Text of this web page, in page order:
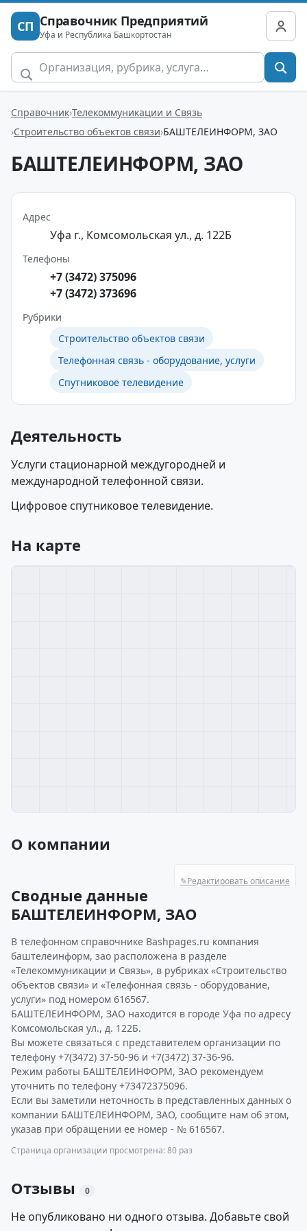
СП Справочник Предприятий
Уфа и Республика Башкортостан
Справочник Телекоммуникации и Связь
Строительство объектов связи БАШТЕЛЕИНФОРМ, ЗАО
БАШТЕЛЕИНФОРМ, ЗАО
Адрес
Уфа г., Комсомольская ул., д. 122Б
Телефоны
+7 (3472) 375096
+7 (3472) 373696
Рубрики
Строительство объектов связи
Телефонная связь - оборудование, услуги
Спутниковое телевидение
Деятельность
Услуги стационарной междугородней и
международной телефонной связи.
Цифровое спутниковое телевидение.
На карте
О компании
✎Редактировать описание
Сводные данные
БАШТЕЛЕИНФОРМ, ЗАО
В телефонном справочнике Bashpages.ru компания
баштелеинформ, зао расположена в разделе
«Телекоммуникации и Связь», в рубриках «Строительство
объектов связи» и «Телефонная связь - оборудование,
услуги» под номером 616567.
БАШТЕЛЕИНФОРМ, ЗАО находится в городе Уфа по адресу
Комсомольская ул., д. 122Б.
Вы можете связаться с представителем организации по
телефону +7(3472) 37-50-96 и +7(3472) 37-36-96.
Режим работы БАШТЕЛЕИНФОРМ, ЗАО рекомендуем
уточнить по телефону +73472375096.
Если вы заметили неточность в представленных данных о
компании БАШТЕЛЕИНФОРМ, ЗАО, сообщите нам об этом,
указав при обращении ее номер - № 616567.
Страница организации просмотрена: 80 раз
Отзывы 0
Не опубликовано ни одного отзыва. Добавьте свой